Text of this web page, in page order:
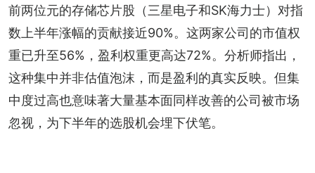
前两位元的存储芯片股（三星电子和SK海力士）对指
数上半年涨幅的贡献接近90%。这两家公司的市值权
重已升至56%，盈利权重更高达72%。分析师指出，
这种集中并非估值泡沫，而是盈利的真实反映。但集
中度过高也意味著大量基本面同样改善的公司被市场
忽视，为下半年的选股机会埋下伏笔。